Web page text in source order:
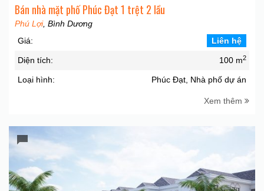
Bán nhà mặt phố Phúc Đạt 1 trệt 2 lầu
Phú Lợi, Bình Dương
Giá:
Liên hệ
Diện tích: 100 m2
Loại hình: Phúc Đạt, Nhà phố dự án
Xem thêm